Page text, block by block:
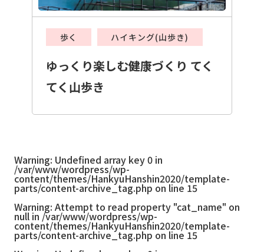
歩く ハイキング(山歩き)
ゆっくり楽しむ健康づくり てく
てく山歩き
Warning: Undefined array key 0 in
/var/www/wordpress/wp-
content/themes/HankyuHanshin2020/template-
parts/content-archive_tag.php on line 15
Warning: Attempt to read property "cat_name" on
null in /var/www/wordpress/wp-
content/themes/HankyuHanshin2020/template-
parts/content-archive_tag.php on line 15